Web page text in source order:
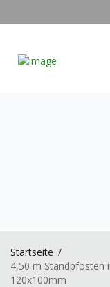
Startseite
4,50 m Standpfosten
120x100mm